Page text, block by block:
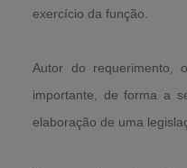
exercício da função.
Autor do requerimento,
importante, de forma a
elaboração de uma